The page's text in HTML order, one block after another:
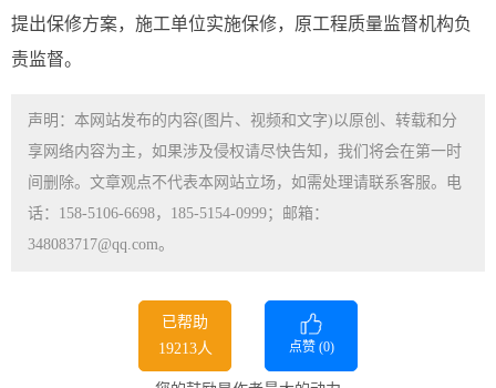
提出保修方案，施工单位实施保修，原工程质量监督机构负
责监督。
声明：本网站发布的内容(图片、视频和文字)以原创、转载和分
享网络内容为主，如果涉及侵权请尽快告知，我们将会在第一时
间删除。文章观点不代表本网站立场，如需处理请联系客服。电
话：158-5106-6698，185-5154-0999；邮箱：
348083717@qq.com。
已帮助
19213人
点赞 (0)